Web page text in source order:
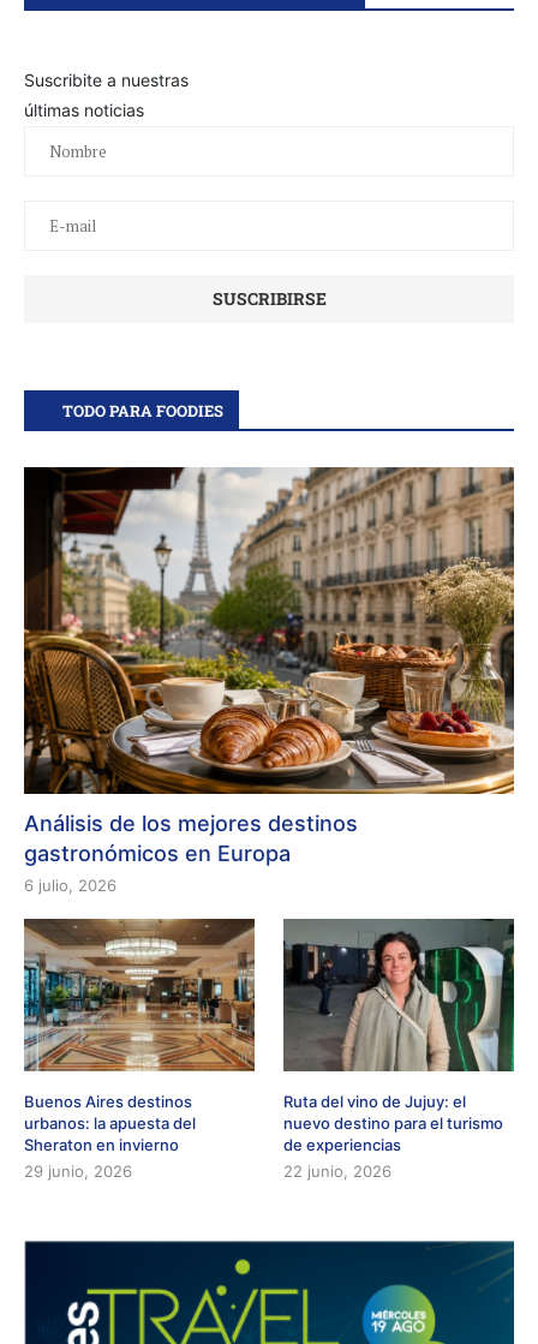
Suscribite a nuestras
últimas noticias
TODO PARA FOODIES
Análisis de los mejores destinos
gastronómicos en Europa
6 julio, 2026
Buenos Aires destinos
urbanos: la apuesta del
Sheraton en invierno
29 junio, 2026
Ruta del vino de Jujuy: el
nuevo destino para el turismo
de experiencias
22 junio, 2026